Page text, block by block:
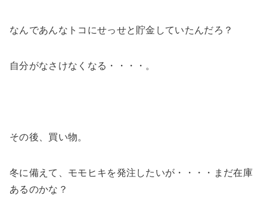
なんであんなトコにせっせと貯金していたんだろ？
自分がなさけなくなる・・・・。
その後、買い物。
冬に備えて、モモヒキを発注したいが・・・・まだ在庫
あるのかな？